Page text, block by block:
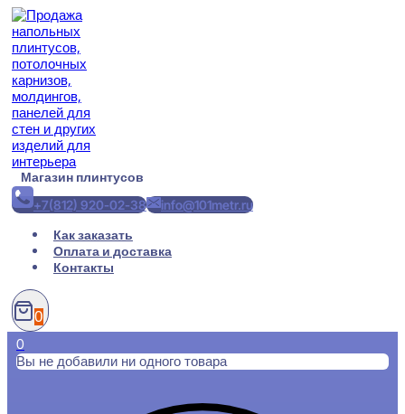
Перейти
содержимому
Магазин плинтусов
+7(812) 920-02-38
info@101metr.ru
Как заказать
Оплата и доставка
Контакты
0
0
Вы не добавили ни одного товара